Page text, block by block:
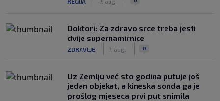
Doktori: Za zdravo srce treba jesti
dvije supernamirnice
ZDRAVLJE 7. aug. 0
Uz Zemlju već sto godina putuje još
jedan objekat, a kineska sonda ga je
prošlog mjeseca prvi put snimila